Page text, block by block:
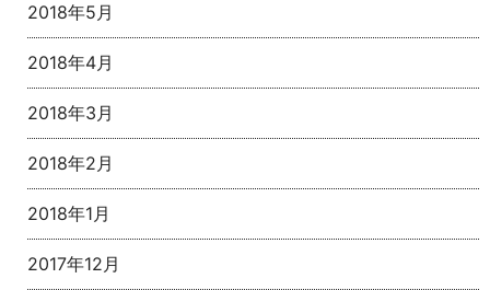
2018年5月
2018年4月
2018年3月
2018年2月
2018年1月
2017年12月